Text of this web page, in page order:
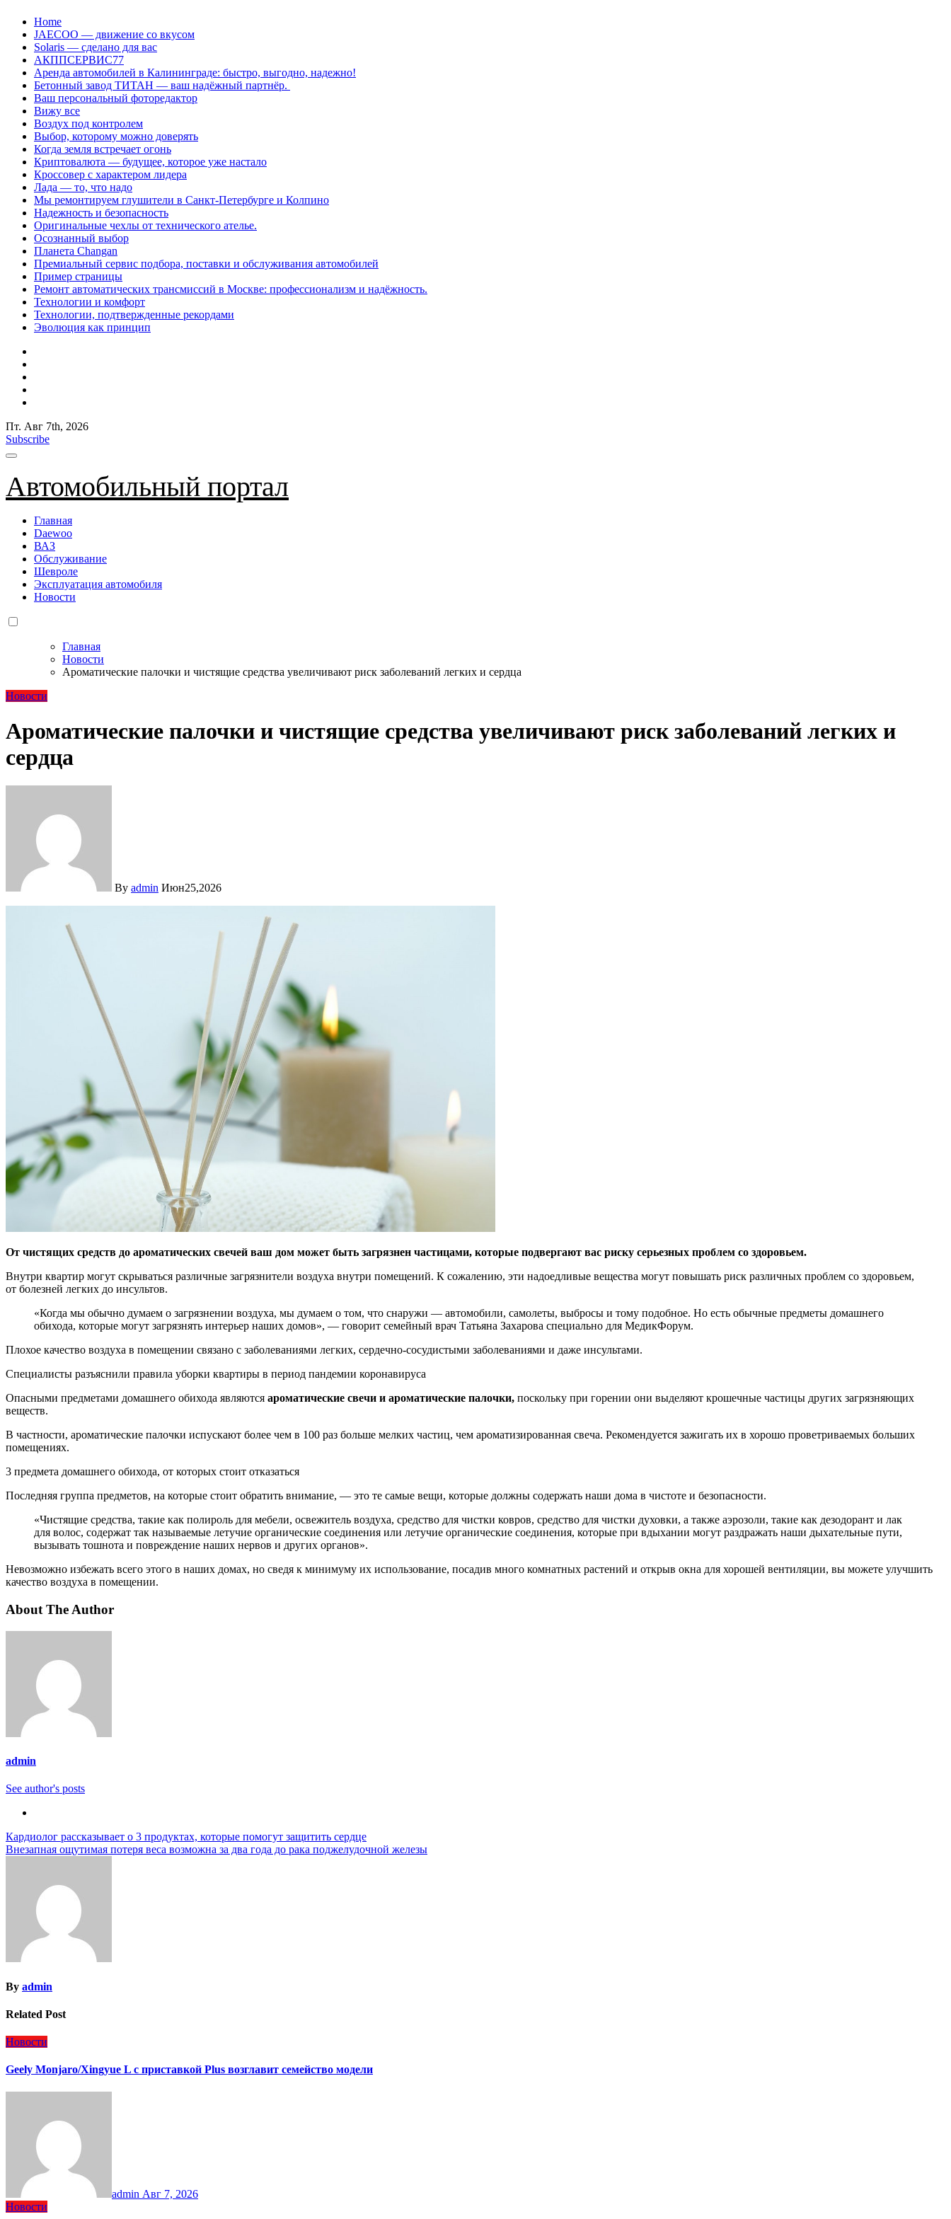
Перейти
содержанию
Home
JAECOO — движение со вкусом
Solaris — сделано для вас
АКППСЕРВИС77
Аренда автомобилей в Калининграде: быстро, выгодно, надежно!
Бетонный завод ТИТАН — ваш надёжный партнёр.
Ваш персональный фоторедактор
Вижу все
Воздух под контролем
Выбор, которому можно доверять
Когда земля встречает огонь
Криптовалюта — будущее, которое уже настало
Кроссовер с характером лидера
Лада — то, что надо
Мы ремонтируем глушители в Санкт-Петербурге и Колпино
Надежность и безопасность
Оригинальные чехлы от технического ателье.
Осознанный выбор
Планета Changan
Премиальный сервис подбора, поставки и обслуживания автомобилей
Пример страницы
Ремонт автоматических трансмиссий в Москве: профессионализм и надёжность.
Технологии и комфорт
Технологии, подтвержденные рекордами
Эволюция как принцип
Пт. Авг 7th, 2026
Subscribe
Автомобильный портал
Главная
Daewoo
ВАЗ
Обслуживание
Шевроле
Эксплуатация автомобиля
Новости
Главная
Новости
Ароматические палочки и чистящие средства увеличивают риск заболеваний легких и сердца
Новости
Ароматические палочки и чистящие средства увеличивают риск заболеваний легких и
сердца
By admin Июн25,2026
От чистящих средств до ароматических свечей ваш дом может быть загрязнен частицами, которые подвергают вас риску серьезных проблем со здоровьем.
Внутри квартир могут скрываться различные загрязнители воздуха внутри помещений. К сожалению, эти надоедливые вещества могут повышать риск различных проблем со здоровьем,
от болезней легких до инсультов.
«Когда мы обычно думаем о загрязнении воздуха, мы думаем о том, что снаружи — автомобили, самолеты, выбросы и тому подобное. Но есть обычные предметы домашнего
обихода, которые могут загрязнять интерьер наших домов», — говорит семейный врач Татьяна Захарова специально для МедикФорум.
Плохое качество воздуха в помещении связано с заболеваниями легких, сердечно-сосудистыми заболеваниями и даже инсультами.
Специалисты разъяснили правила уборки квартиры в период пандемии коронавируса
Опасными предметами домашнего обихода являются ароматические свечи и ароматические палочки, поскольку при горении они выделяют крошечные частицы других загрязняющих
веществ.
В частности, ароматические палочки испускают более чем в 100 раз больше мелких частиц, чем ароматизированная свеча. Рекомендуется зажигать их в хорошо проветриваемых больших
помещениях.
3 предмета домашнего обихода, от которых стоит отказаться
Последняя группа предметов, на которые стоит обратить внимание, — это те самые вещи, которые должны содержать наши дома в чистоте и безопасности.
«Чистящие средства, такие как полироль для мебели, освежитель воздуха, средство для чистки ковров, средство для чистки духовки, а также аэрозоли, такие как дезодорант и лак
для волос, содержат так называемые летучие органические соединения или летучие органические соединения, которые при вдыхании могут раздражать наши дыхательные пути,
вызывать тошнота и повреждение наших нервов и других органов».
Невозможно избежать всего этого в наших домах, но сведя к минимуму их использование, посадив много комнатных растений и открыв окна для хорошей вентиляции, вы можете улучшить
качество воздуха в помещении.
About The Author
admin
See author's posts
Навигация
по
Кардиолог рассказывает о 3 продуктах, которые помогут защитить сердце
Внезапная ощутимая потеря веса возможна за два года до рака поджелудочной железы
By admin
Related Post
Новости
Geely Monjaro/Xingyue L с приставкой Plus возглавит семейство модели
admin Авг 7, 2026
Новости